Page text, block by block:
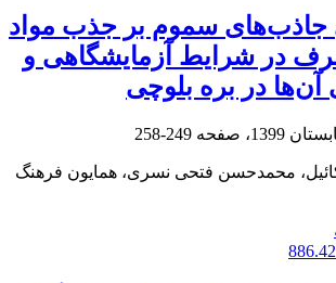
جاذب‌‌های سموم بر جذب مواد
در شرایط آزمایشگاهی و
در بره‌ بلوچی
249-258
محمدحسن فتحی نسری، همایون فرهنگ